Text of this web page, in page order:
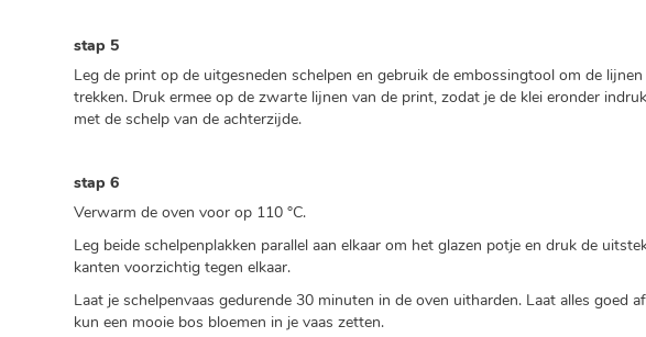
stap 5
Leg de print op de uitgesneden schelpen en gebruik de embossingtool om de
trekken. Druk ermee op de zwarte lijnen van de print, zodat je de klei eronder
met de schelp van de achterzijde.
stap 6
Verwarm de oven voor op 110 °C.
Leg beide schelpenplakken parallel aan elkaar om het glazen potje en druk de
kanten voorzichtig tegen elkaar.
Laat je schelpenvaas gedurende 30 minuten in de oven uitharden. Laat alles goed
kun een mooie bos bloemen in je vaas zetten.